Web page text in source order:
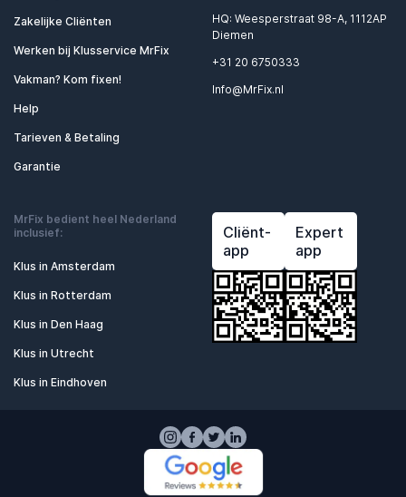
Zakelijke Cliënten
Werken bij Klusservice MrFix
Vakman? Kom fixen!
Help
Tarieven & Betaling
Garantie
HQ: Weesperstraat 98-A, 1112AP
Diemen
+31 20 6750333
Info@MrFix.nl
MrFix bedient heel Nederland
inclusief:
Klus in Amsterdam
Klus in Rotterdam
Klus in Den Haag
Klus in Utrecht
Klus in Eindhoven
Cliënt-
app
Expert
app